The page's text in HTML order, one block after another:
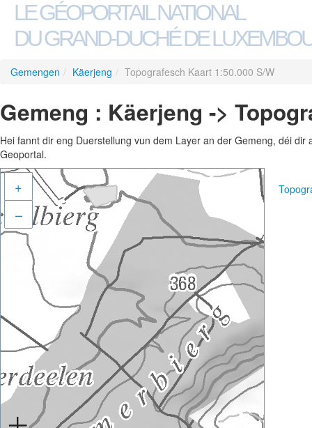
LE GÉOPORTAIL NATIONAL
DU GRAND-DUCHÉ DE
Gemengen / Käerjeng / Topografesch Kaart 1:50.000 S/W
Gemeng : Käerjeng ->
Hei fannt dir eng Duerstellung vun dem Layer an der Gemeng, déi
Geoportal.
+
–